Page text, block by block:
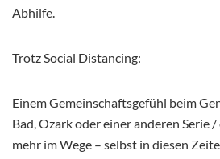
Abhilfe.
Trotz Social Distancing:
Einem Gemeinschaftsgefühl beim
Bad, Ozark oder einer anderen Serie
mehr im Wege – selbst in diesen